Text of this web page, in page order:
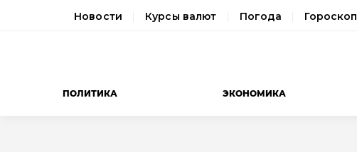
Новости Курсы валют Погода Гороскоп
ПОЛИТИКА ЭКОНОМИКА